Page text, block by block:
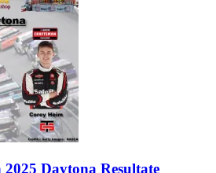
Daytona Resultate